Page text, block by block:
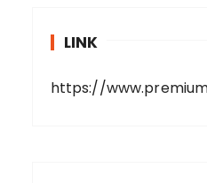
LINK
https://